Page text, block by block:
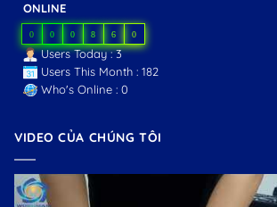
ONLINE
0 0 0 8 6 0
Users Today : 3
Users This Month : 182
Who's Online : 0
VIDEO CỦA CHÚNG TÔI